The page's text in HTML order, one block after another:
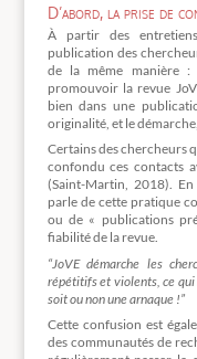
D’abord, la prise de
À partir des
publication des
de la même manière :
promouvoir la revue
bien dans une
originalité, et le
Certains des chercheurs
confondu ces contacts
(Saint-Martin, 2018).
parle de cette pratique
ou de « publications
fiabilité de la revue.
“JoVE démarche les
répétitifs et violents, ce qui
soit ou non une arnaque !”
Cette confusion est
des communautés de